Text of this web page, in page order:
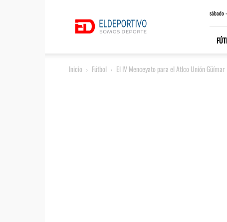
sábado
Inicio Fútbol El IV Menceyato para el Atlco Unión Güímar